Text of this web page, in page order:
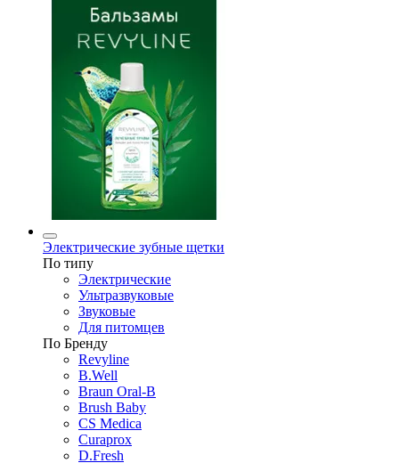
Электрические зубные щетки
По типу
Электрические
Ультразвуковые
Звуковые
Для питомцев
По Бренду
Revyline
B.Well
Braun Oral-B
Brush Baby
CS Medica
Curaprox
D.Fresh